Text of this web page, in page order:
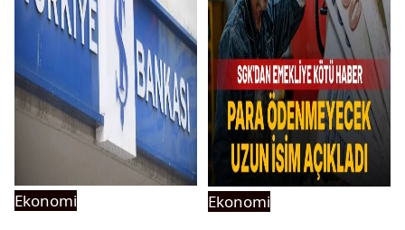
Ekonomi
Ekonomi